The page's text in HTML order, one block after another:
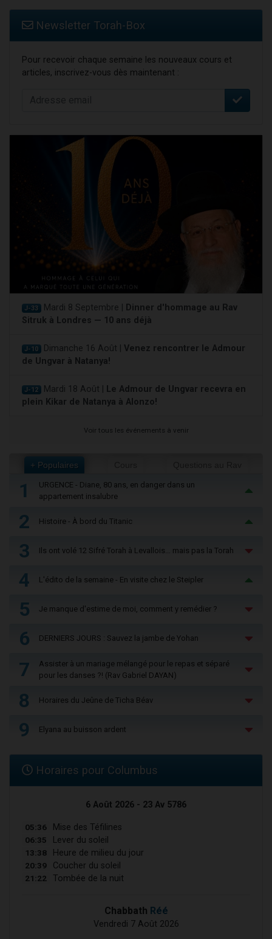
Newsletter Torah-Box
Pour recevoir chaque semaine les nouveaux cours et
articles, inscrivez-vous dès maintenant :
J-33 Mardi 8 Septembre |
Dinner d'hommage au Rav
Sitruk à Londres — 10 ans déjà
J-10 Dimanche 16 Août | Venez rencontrer le Admour
de Ungvar à Natanya!
J-12 Mardi 18 Août |
Le Admour de Ungvar recevra en
plein Kikar de Natanya à Alonzo!
Voir tous les événements à venir
+ Populaires
1
URGENCE - Diane, 80 ans, en danger dans un
appartement insalubre
2 Histoire - À bord du Titanic
3 Ils ont volé 12 Sifré Torah à Levallois… mais pas la Torah
4 L'édito de la semaine - En visite chez le Steipler
5 Je manque d'estime de moi, comment y remédier ?
6 DERNIERS JOURS : Sauvez la jambe de Yohan
7
Assister à un mariage mélangé pour le repas et séparé
pour les danses ?! (Rav Gabriel DAYAN)
8 Horaires du Jeûne de Ticha Béav
9 Elyana au buisson ardent
Horaires pour Columbus
6 Août 2026 - 23 Av 5786
05:36 Mise des Téfilines
06:35 Lever du soleil
13:38 Heure de milieu du jour
20:39 Coucher du soleil
21:22 Tombée de la nuit
Chabbath Réé
Vendredi 7 Août 2026